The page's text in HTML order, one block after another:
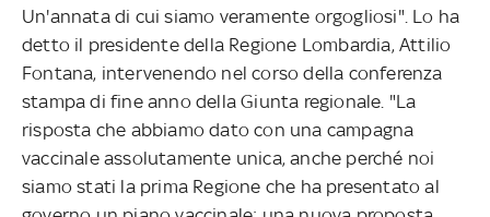
Un'annata di cui siamo veramente orgogliosi". Lo ha
detto il presidente della Regione Lombardia, Attilio
Fontana, intervenendo nel corso della conferenza
stampa di fine anno della Giunta regionale. "La
risposta che abbiamo dato con una campagna
vaccinale assolutamente unica, anche perché noi
siamo stati la prima Regione che ha presentato al